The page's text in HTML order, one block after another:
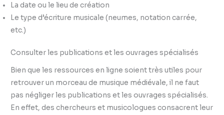
La date ou le lieu de création
Le type d’écriture musicale (neumes, notation carrée,
etc.)
Consulter les publications et les ouvrages spécialisés
Bien que les ressources en ligne soient très utiles pour
retrouver un morceau de musique médiévale, il ne faut
pas négliger les publications et les ouvrages spécialisés.
En effet, des chercheurs et musicologues consacrent leur